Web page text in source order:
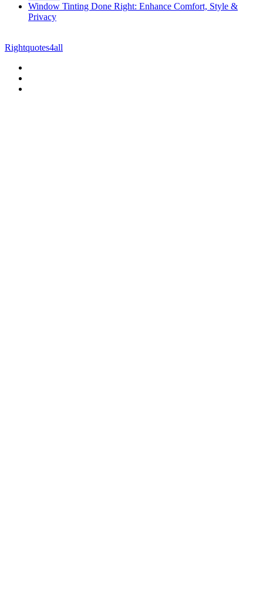
Window Tinting Done Right: Enhance Comfort, Style &
Privacy
Rightquotes4all